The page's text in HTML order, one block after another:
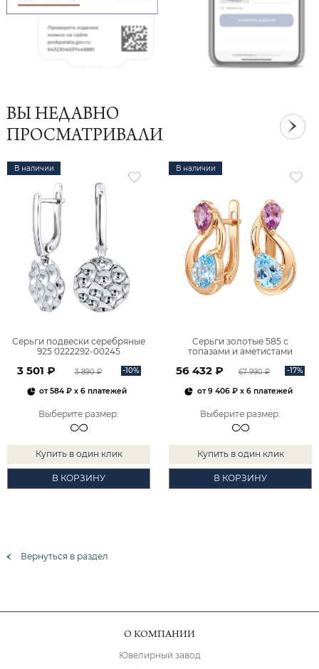
ВЫ НЕДАВНО
ПРОСМАТРИВАЛИ
В наличии
Серьги подвески серебряные
925 0222292-00245
3 501 ₽ 3 890 ₽ -10%
от584 ₽ x 6 платежей
Выберите размер:
Купить в один клик
В КОРЗИНУ
В наличии
Серьги золотые 585 с
топазами и аметистами
56 432 ₽ 67 990 ₽ -17%
от9 406 ₽x 6 платежей
Выберите размер:
Купить в один клик
В КОРЗИНУ
Вернуться в раздел
О КОМПАНИИ
Ювелирный завод